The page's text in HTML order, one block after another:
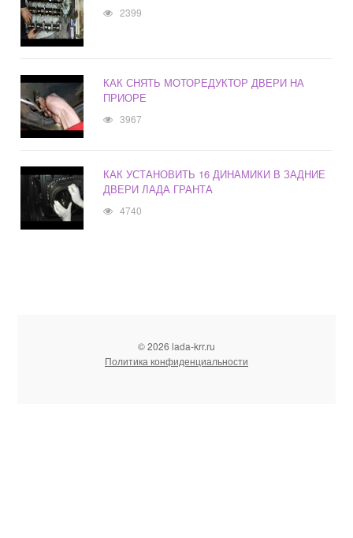
2399
КАК СНЯТЬ МОТОРЕДУКТОР ДВЕРИ НА
ПРИОРЕ
3967
КАК УСТАНОВИТЬ 16 ДИНАМИКИ В ЗАДНИЕ
ДВЕРИ ЛАДА ГРАНТА
4740
© 2026 lada-krr.ru
Политика конфиденциальности